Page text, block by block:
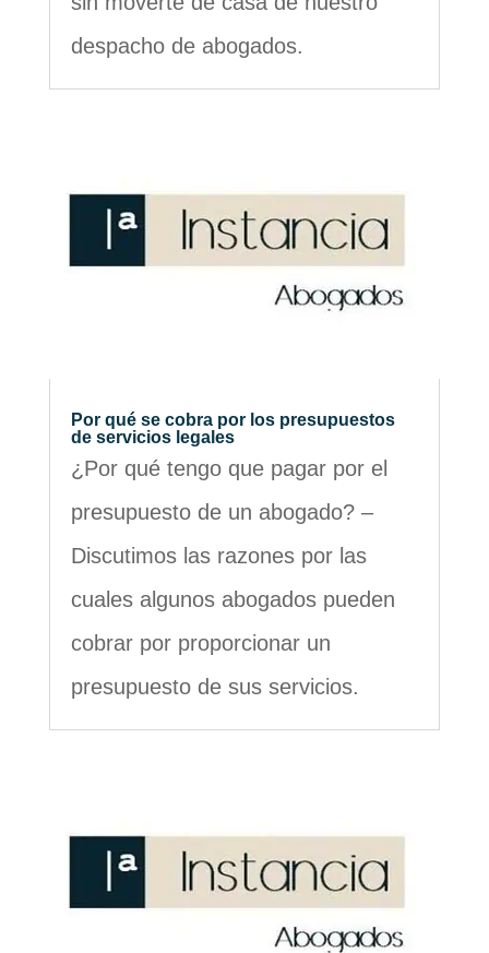
despacho de abogados.
Por qué se cobra por los presupuestos
de servicios legales
¿Por qué tengo que pagar por el
presupuesto de un abogado? –
Discutimos las razones por las
cuales algunos abogados pueden
cobrar por proporcionar un
presupuesto de sus servicios.